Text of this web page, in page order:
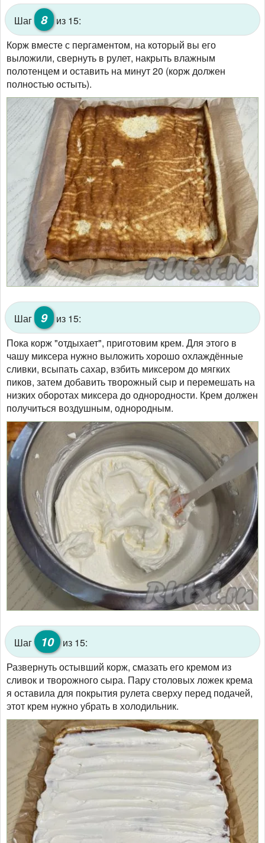
Шаг 8
из 15:
Корж вместе с пергаментом, на который вы его
выложили, свернуть в рулет, накрыть влажным
полотенцем и оставить на минут 20 (корж должен
полностью остыть).
Шаг 9
из 15:
Пока корж "отдыхает", приготовим крем. Для этого в
чашу миксера нужно выложить хорошо охлаждённые
сливки, всыпать сахар, взбить миксером до мягких
пиков, затем добавить творожный сыр и перемешать на
низких оборотах миксера до однородности. Крем должен
получиться воздушным, однородным.
Шаг 10 из 15:
Развернуть остывший корж, смазать его кремом из
сливок и творожного сыра. Пару столовых ложек крема
я оставила для покрытия рулета сверху перед подачей,
этот крем нужно убрать в холодильник.